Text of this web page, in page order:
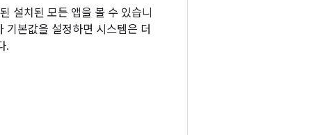
설치된 모든 앱을 볼 수 있습니
기본값을 설정하면 시스템은 더
.